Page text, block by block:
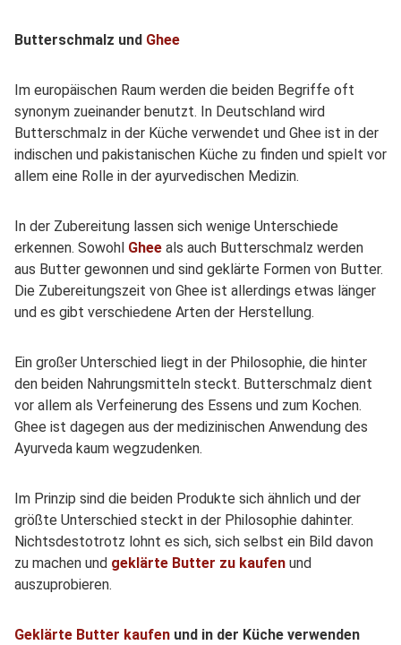
Butterschmalz und Ghee
Im europäischen Raum werden die beiden Begriffe oft
synonym zueinander benutzt. In Deutschland wird
Butterschmalz in der Küche verwendet und Ghee ist in der
indischen und pakistanischen Küche zu finden und spielt vor
allem eine Rolle in der ayurvedischen Medizin.
In der Zubereitung lassen sich wenige Unterschiede
erkennen. Sowohl Ghee als auch Butterschmalz werden
aus Butter gewonnen und sind geklärte Formen von Butter.
Die Zubereitungszeit von Ghee ist allerdings etwas länger
und es gibt verschiedene Arten der Herstellung.
Ein großer Unterschied liegt in der Philosophie, die hinter
den beiden Nahrungsmitteln steckt. Butterschmalz dient
vor allem als Verfeinerung des Essens und zum Kochen.
Ghee ist dagegen aus der medizinischen Anwendung des
Ayurveda kaum wegzudenken.
Im Prinzip sind die beiden Produkte sich ähnlich und der
größte Unterschied steckt in der Philosophie dahinter.
Nichtsdestotrotz lohnt es sich, sich selbst ein Bild davon
zu machen und geklärte Butter zu kaufen und
auszuprobieren.
Geklärte Butter kaufen und in der Küche verwenden